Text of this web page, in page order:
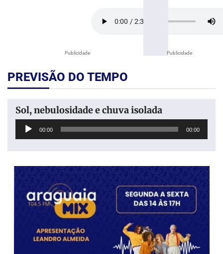
Publicidade Publicidade
PREVISÃO DO TEMPO
Sol, nebulosidade e chuva isolada
Tocador
00:00 00:00